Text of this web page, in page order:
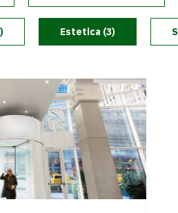
CompletaEstetica (3)